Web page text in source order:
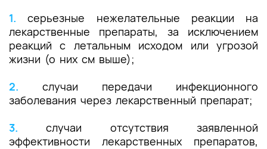
1. серьезные нежелательные реакции на
лекарственные препараты, за исключением
реакций с летальным исходом или угрозой
жизни (о них см выше);
2. случаи передачи инфекционного
заболевания через лекарственный препарат;
3. случаи отсутствия заявленной
эффективности лекарственных препаратов,